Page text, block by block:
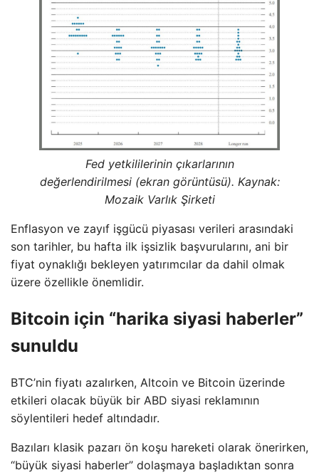
Fed yetkililerinin çıkarlarının
değerlendirilmesi (ekran görüntüsü). Kaynak:
Mozaik Varlık Şirketi
Enflasyon ve zayıf işgücü piyasası verileri arasındaki
son tarihler, bu hafta ilk işsizlik başvurularını, ani bir
fiyat oynaklığı bekleyen yatırımcılar da dahil olmak
üzere özellikle önemlidir.
Bitcoin için “harika siyasi haberler”
sunuldu
BTC’nin fiyatı azalırken, Altcoin ve Bitcoin üzerinde
etkileri olacak büyük bir ABD siyasi reklamının
söylentileri hedef altındadır.
Bazıları klasik pazarı ön koşu hareketi olarak önerirken,
“büyük siyasi haberler” dolaşmaya başladıktan sonra